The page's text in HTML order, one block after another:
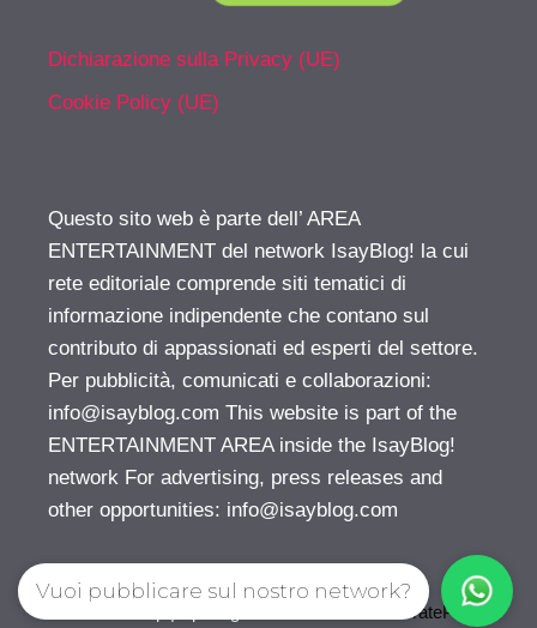
Dichiarazione sulla Privacy (UE)
Cookie Policy (UE)
Questo sito web è parte dell’ AREA
ENTERTAINMENT del network IsayBlog! la cui
rete editoriale comprende siti tematici di
informazione indipendente che contano sul
contributo di appassionati ed esperti del settore.
Per pubblicità, comunicati e collaborazioni:
info@isayblog.com This website is part of the
ENTERTAINMENT AREA inside the IsayBlog!
network For advertising, press releases and
other opportunities: info@isayblog.com
GeneratePress
Vuoi pubblicare sul nostro network?